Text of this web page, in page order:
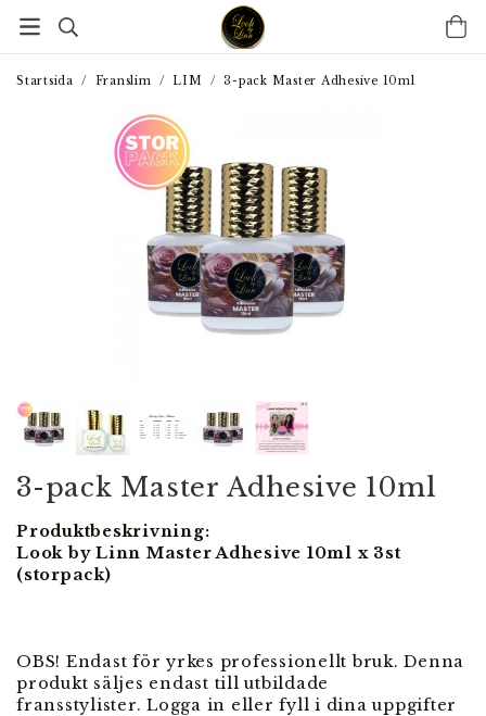
Startsida / Franslim / LIM / 3-pack Master Adhesive 10ml
3-pack Master Adhesive 10ml
Produktbeskrivning:
Look by Linn Master Adhesive 10ml x 3st
(storpack)
OBS! Endast för yrkes professionellt bruk. Denna
produkt säljes endast till utbildade
fransstylister. Logga in eller fyll i dina uppgifter